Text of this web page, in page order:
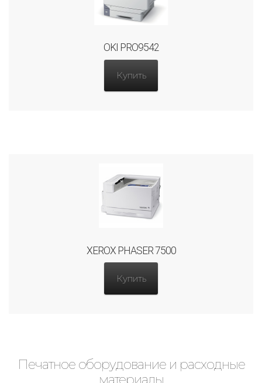
OKI PRO9542
Купить
XEROX PHASER 7500
Купить
Печатное оборудование и расходные